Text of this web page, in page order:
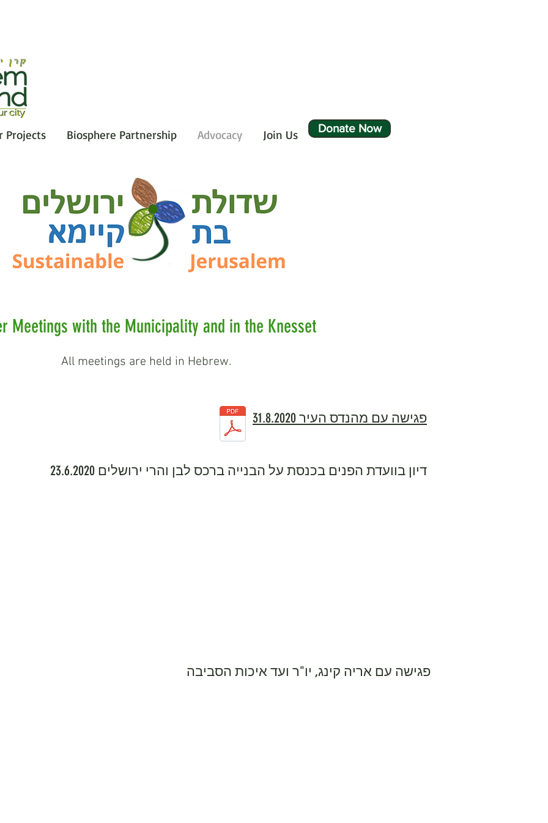
Projects Biosphere Partnership Advocacy Join Us Donate Now
Meetings with the Municipality and in the Knesset
.All meetin
gs are held in Hebrew
פגישה עם מהנדס העיר 31.8.2020
דיון בוועדת הפנים בכנסת על הבנייה ברכס לבן והרי ירושלים 23.6.2020
פגישה עם אריה קינג, יו"ר ועד איכות הסביבה